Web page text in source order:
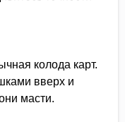
колода карт.
вверх и
масти.